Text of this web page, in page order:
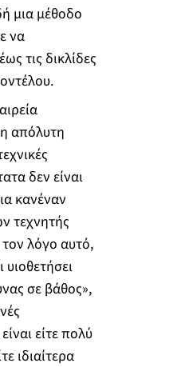
μια μέθοδο
να
τις δικλίδες
απόλυτη
δεν είναι
κανέναν
τεχνητής
λόγο αυτό,
υιοθετήσει
σε βάθος»,
είτε πολύ
ιδιαίτερα